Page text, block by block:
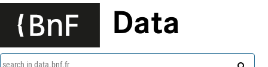
Data
search in data.bnf.fr